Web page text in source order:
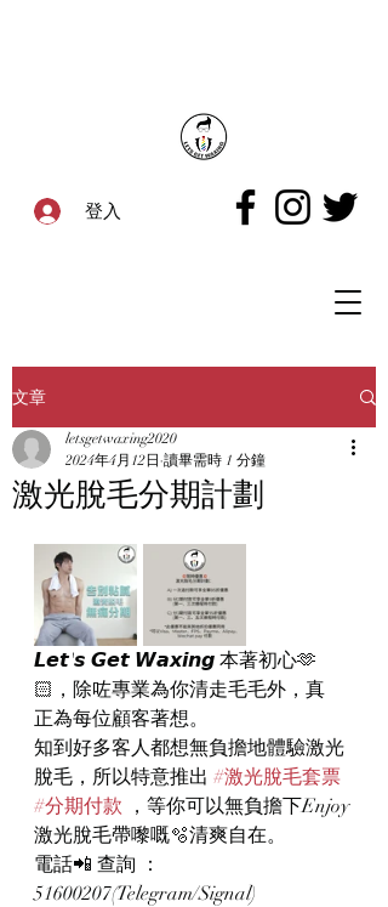
登入
文章
激光脫毛分期計劃
letsgetwaxing2020
2024年4月12日 讀畢需時 1 分鐘
𝙇𝙚𝙩'𝙨 𝙂𝙚𝙩 𝙒𝙖𝙭𝙞𝙣𝙜 本著初心🫶
🏻，除咗專業為你清走毛毛外，真
正為每位顧客著想。
知到好多客人都想無負擔地體驗激光
脫毛，所以特意推出 #激光脫毛套票
#分期付款 ，等你可以無負擔下Enjoy
激光脫毛帶嚟嘅🫧清爽自在。
電話📲 查詢 ：
51600207(Telegram/Signal)